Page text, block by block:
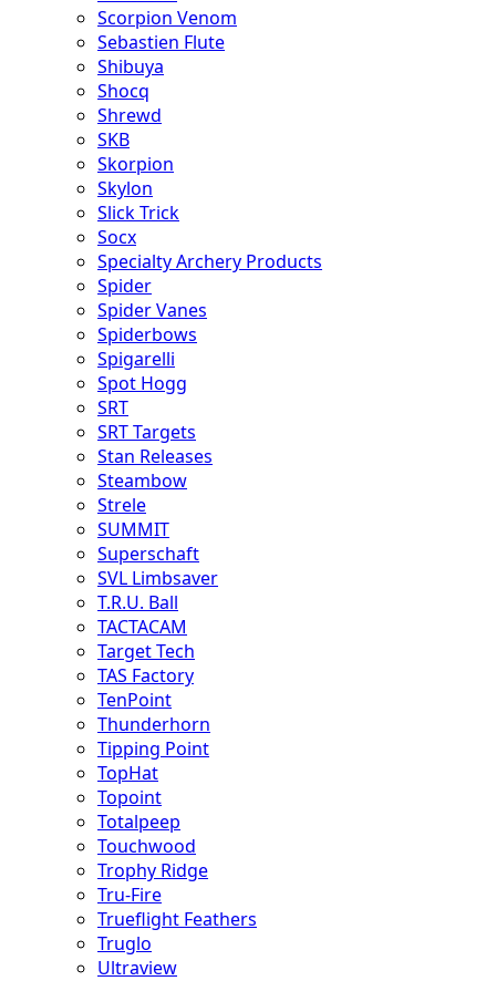
Scorpion Venom
Sebastien Flute
Shibuya
Shocq
Shrewd
SKB
Skorpion
Skylon
Slick Trick
Socx
Specialty Archery Products
Spider
Spider Vanes
Spiderbows
Spigarelli
Spot Hogg
SRT
SRT Targets
Stan Releases
Steambow
Strele
SUMMIT
Superschaft
SVL Limbsaver
T.R.U. Ball
TACTACAM
Target Tech
TAS Factory
TenPoint
Thunderhorn
Tipping Point
TopHat
Topoint
Totalpeep
Touchwood
Trophy Ridge
Tru-Fire
Trueflight Feathers
Truglo
Ultraview